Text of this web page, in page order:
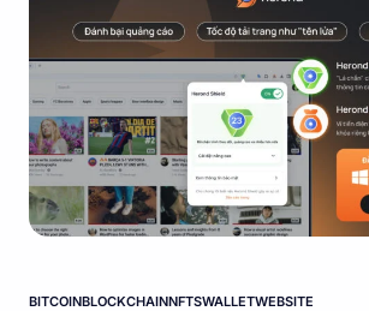
BITCOINBLOCKCHAINNFTSWALLETWEBSITE